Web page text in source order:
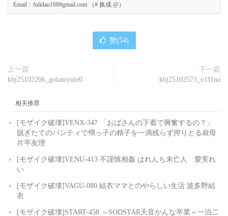
Email：fulidao168#gmail.com （# 换成 @）
赞(54)
上一篇
kbj25102206_golaniyule0
下一篇
kbj25102573_o111na
相关推荐
[モザイク破壊]VENX-347 「おばさんの下着で興奮するの？」
脱ぎたてのパンティで甥っ子の精子を一滴残らず搾りとる叔母
片平友理
[モザイク破壊]VENU-413 不謹慎相姦 はれんち未亡人 愛実れ
い
[モザイク破壊]VAGU-080 結衣ママとのやらしい生活 波多野結
衣
[モザイク破壊]START-458 ～SODSTAR天音かんな卒業～一泊二